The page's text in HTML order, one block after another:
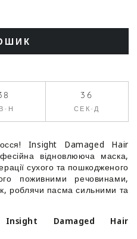
Н
35
СЕК-Д
Insight Damaged Hair
відновлююча маска,
сухого та пошкодженого
поживними речовинами,
роблячи пасма сильними та
Damaged Hair